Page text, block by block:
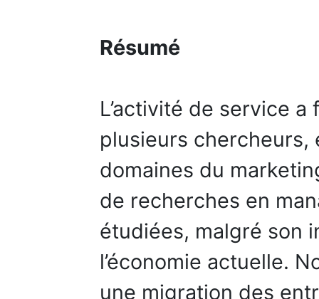
Résumé
L’activité de service
plusieurs chercheurs,
domaines du
de recherches en
étudiées, malgré son
l’économie actuelle.
une migration des